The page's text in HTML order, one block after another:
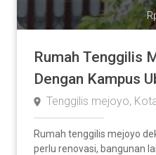
Rumah Tenggilis
Dengan Kampus
Tenggilis mejoyo,
Rumah tenggilis mejoyo
perlu renovasi, bangunan